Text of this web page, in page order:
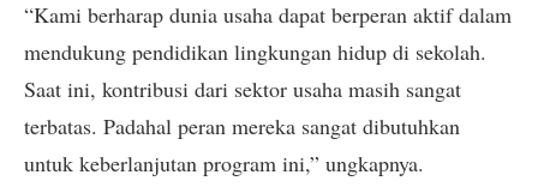
“Kami berharap dunia usaha dapat berperan aktif dalam
mendukung pendidikan lingkungan hidup di sekolah.
Saat ini, kontribusi dari sektor usaha masih sangat
terbatas. Padahal peran mereka sangat dibutuhkan
untuk keberlanjutan program ini,” ungkapnya.